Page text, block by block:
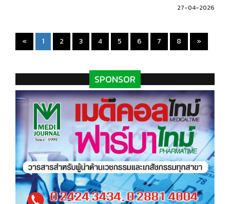
27-04-2026
« 1(current)
2 3 4 5 6 7 8 »
SPONSOR